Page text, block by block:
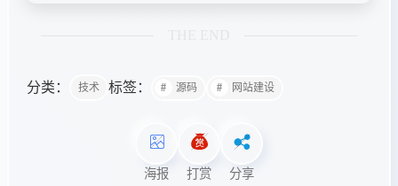
分类： 技术 标签： 源码 网站建设
海报 打赏 分享